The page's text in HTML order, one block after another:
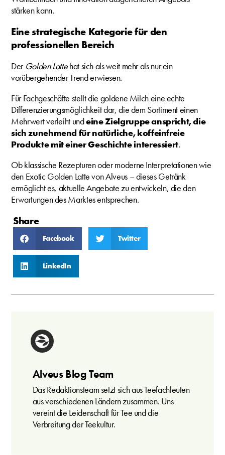
stärken kann.
Eine strategische Kategorie für den
professionellen Bereich
Der Golden Lattehat sich als weit mehr als nur ein
vorübergehender Trend erwiesen.
Für Fachgeschäfte stellt die goldene Milch eine echte
Differenzierungsmöglichkeit dar, die dem Sortiment einen
Mehrwert verleiht undeine Zielgruppe anspricht, die
sich zunehmend für natürliche, koffeinfreie
Produkte mit einer Geschichte interessiert.
Ob klassische Rezepturen oder moderne Interpretationen wie
den Exotic Golden Latte von Alveus – dieses Getränk
ermöglicht es, aktuelle Angebote zu entwickeln, die den
Erwartungen des Marktes entsprechen.
Share
Facebook Twitter
LinkedIn
Alveus Blog Team
Das Redaktionsteam setzt sich aus Teefachleuten
aus verschiedenen Ländern zusammen. Uns
vereint die Leidenschaft für Tee und die
Verbreitung der Teekultur.